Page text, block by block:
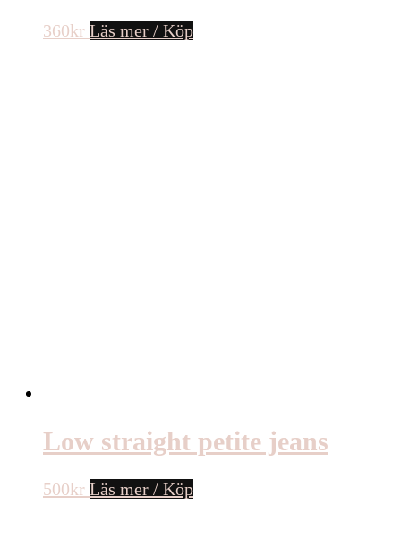
360kr Läs mer / Köp
Low straight petite jeans
500kr Läs mer / Köp